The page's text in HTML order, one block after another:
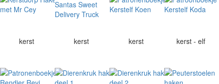
kerst kerst kerst kerst - elf